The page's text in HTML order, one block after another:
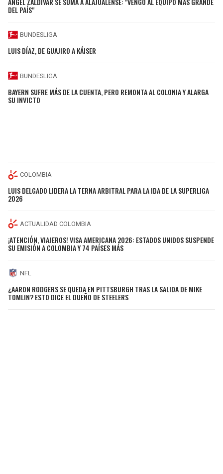
DEL PAÍS"
BUNDESLIGA
LUIS DÍAZ, DE GUAJIRO A KÁISER
BUNDESLIGA
BAYERN SUFRE MÁS DE LA CUENTA, PERO REMONTA AL COLONIA Y ALARGA
SU INVICTO
COLOMBIA
LUIS DELGADO LIDERA LA TERNA ARBITRAL PARA LA IDA DE LA SUPERLIGA
2026
ACTUALIDAD COLOMBIA
¡ATENCIÓN, VIAJEROS! VISA AMERICANA 2026: ESTADOS UNIDOS SUSPENDE
SU EMISIÓN A COLOMBIA Y 74 PAÍSES MÁS
NFL
¿AARON RODGERS SE QUEDA EN PITTSBURGH TRAS LA SALIDA DE MIKE
TOMLIN? ESTO DICE EL DUEÑO DE STEELERS